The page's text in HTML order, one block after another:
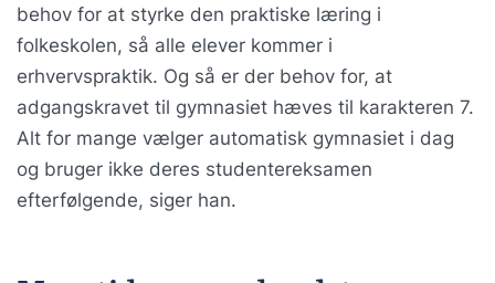
behov for at styrke den praktiske læring i
folkeskolen, så alle elever kommer i
erhvervspraktik. Og så er der behov for, at
adgangskravet til gymnasiet hæves til karakteren 7.
Alt for mange vælger automatisk gymnasiet i dag
og bruger ikke deres studentereksamen
efterfølgende, siger han.